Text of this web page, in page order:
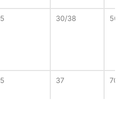
5 30/38
5 37